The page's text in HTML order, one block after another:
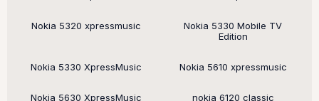
Nokia 5320 xpressmusic
Nokia 5330 Mobile TV
Edition
Nokia 5330 XpressMusic Nokia 5610 xpressmusic
Nokia 5630 XpressMusic nokia 6120 classic